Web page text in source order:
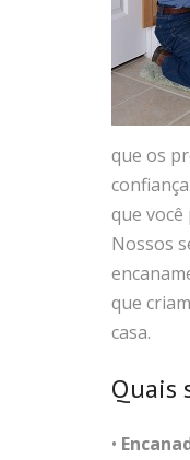
que os
que
Nossos
que
casa.
Quais
•